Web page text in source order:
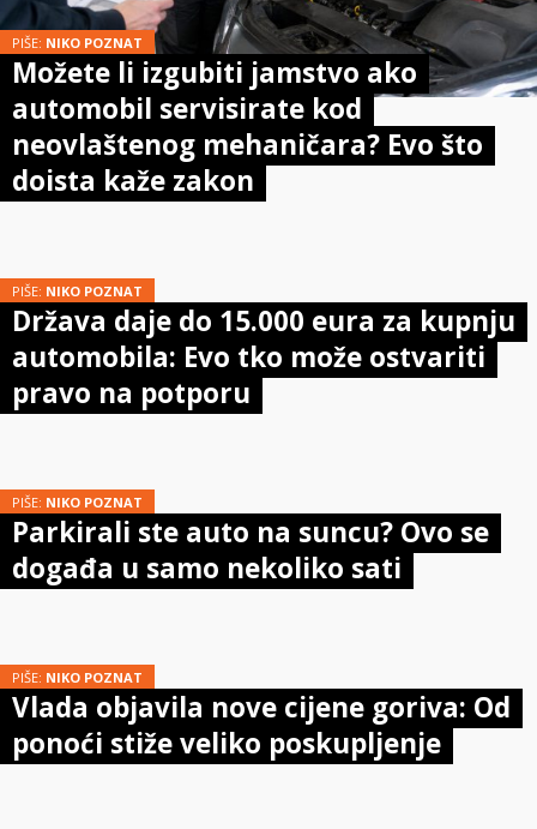
PIŠE: NIKO POZNAT
Možete li izgubiti jamstvo ako
automobil servisirate kod
neovlaštenog mehaničara? Evo što
doista kaže zakon
PIŠE: NIKO POZNAT
Država daje do 15.000 eura za kupnju
automobila: Evo tko može ostvariti
pravo na potporu
PIŠE: NIKO POZNAT
Parkirali ste auto na suncu? Ovo se
događa u samo nekoliko sati
PIŠE: NIKO POZNAT
Vlada objavila nove cijene goriva: Od
ponoći stiže veliko poskupljenje